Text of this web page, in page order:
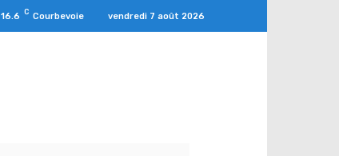
16.6 C Courbevoie vendredi 7 août 2026